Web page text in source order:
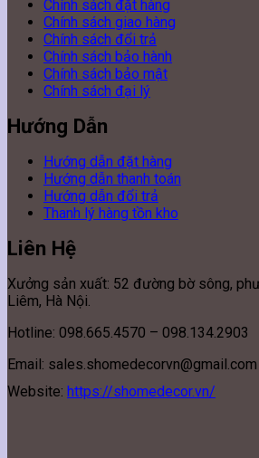
Chính sách đặt hàng
Chính sách giao hàng
Chính sách đổi trả
Chính sách bảo hành
Chính sách bảo mật
Chính sách đại lý
Hướng Dẫn
Hướng dẫn đặt hàng
Hướng dẫn thanh toán
Hướng dẫn đổi trả
Thanh lý hàng tồn kho
Liên Hệ
Xưởng sản xuất: 52 đường bờ sông,
Liêm, Hà Nội.
Hotline: 098.665.4570 – 098.134.2903
Email: sales.shomedecorvn@gmail.com
Website: https://shomedecor.vn/